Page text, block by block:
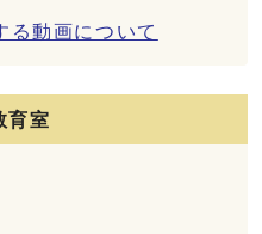
る動画について
育室